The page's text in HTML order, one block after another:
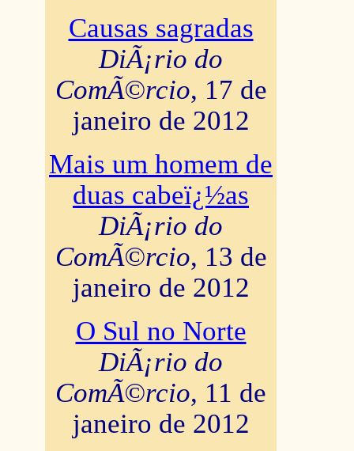
Causas sagradas
DiÃ¡rio do
ComÃ©rcio, 17 de
janeiro de 2012
Mais um homem de
duas cabeï¿½as
DiÃ¡rio do
ComÃ©rcio, 13 de
janeiro de 2012
O Sul no Norte
DiÃ¡rio do
ComÃ©rcio, 11 de
janeiro de 2012